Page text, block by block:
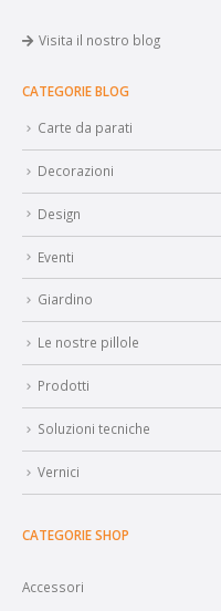
Visita il nostro blog
CATEGORIE BLOG
Carte da parati
Decorazioni
Design
Eventi
Giardino
Le nostre pillole
Prodotti
Soluzioni tecniche
Vernici
CATEGORIE SHOP
Accessori